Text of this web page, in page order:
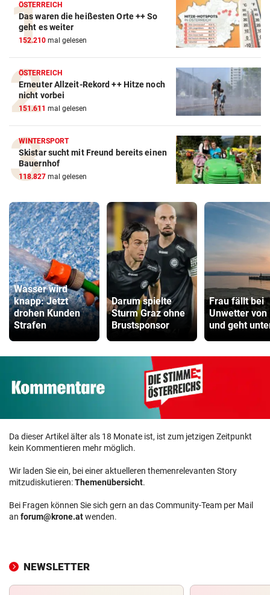
ÖSTERREICH
Das waren die heißesten Orte ++ So
geht es weiter
152.210 mal gelesen
ÖSTERREICH
Erneuter Allzeit-Rekord ++ Hitze noch
nicht vorbei
151.611 mal gelesen
WINTERSPORT
Skistar sucht mit Freund bereits einen
Bauernhof
118.827 mal gelesen
Wasser wird
knapp: Jetzt
drohen Kunden
Strafen
Darum spielte
Sturm Graz ohne
Brustsponsor
Frau fällt bei
Unwetter von
und geht
Da dieser Artikel älter als 18 Monate ist, ist zum jetzigen Zeitpunkt
kein Kommentieren mehr möglich.
Wir laden Sie ein, bei einer aktuelleren themenrelevanten Story
mitzudiskutieren:Themenübersicht.
Bei Fragen können Sie sich gern an das Community-Team per Mail
an forum@krone.atwenden.
NEWSLETTER